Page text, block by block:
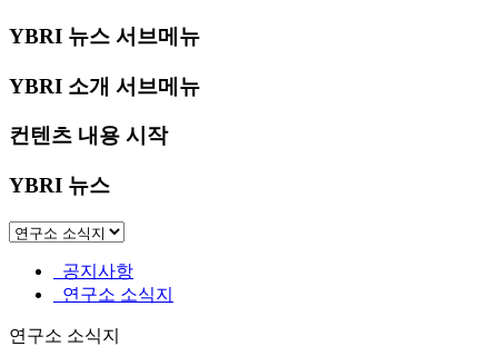
YBRI 뉴스 서브메뉴
YBRI 소개 서브메뉴
컨텐츠 내용 시작
YBRI 뉴스
공지사항
연구소 소식지
연구소 소식지